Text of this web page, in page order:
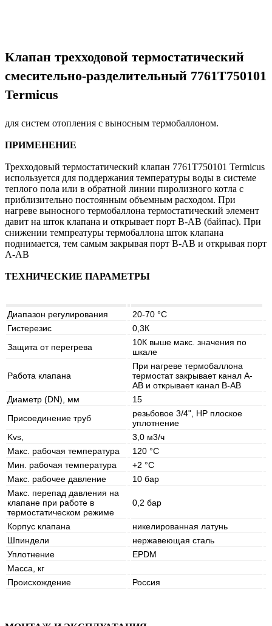
Клапан трехходовой термостатический
смесительно-разделительный 7761T750101
Termicus
для систем отопления с выносным термобаллоном.
ПРИМЕНЕНИЕ
Трехходовый термостатический клапан 7761T750101 Termicus
используется для поддержания температуры воды в системе
теплого пола или в обратной линии пиролизного котла с
приблизительно постоянным объемным расходом. При
нагреве выносного термобаллона термостатический элемент
давит на шток клапана и открывает порт В-АВ (байпас). При
снижении темпреатуры термобаллона шток клапана
поднимается, тем самым закрывая порт В-АВ и открывая порт
А-АВ
ТЕХНИЧЕСКИЕ ПАРАМЕТРЫ
Диапазон регулирования
20-70 °С
Гистерезис
0,3К
Защита от перегрева
10К выше макс. значения по
шкале
Работа клапана
При нагреве термобаллона
термостат закрывает канал А-
АВ и открывает канал В-АВ
Диаметр (DN), мм
15
Присоединение труб
резьбовое 3/4", НР плоское
уплотнение
Kvs,
3,0 м3/ч
Макс. рабочая температура
120 °C
Мин. рабочая температура
+2 °C
Макс. рабочее давление
10 бар
Макс. перепад давления на
клапане при работе в
термостатическом режиме
0,2 бар
Корпус клапана
никелированная латунь
Шпиндели
нержавеющая сталь
Уплотнение
EPDM
Масса, кг
Происхождение
Россия